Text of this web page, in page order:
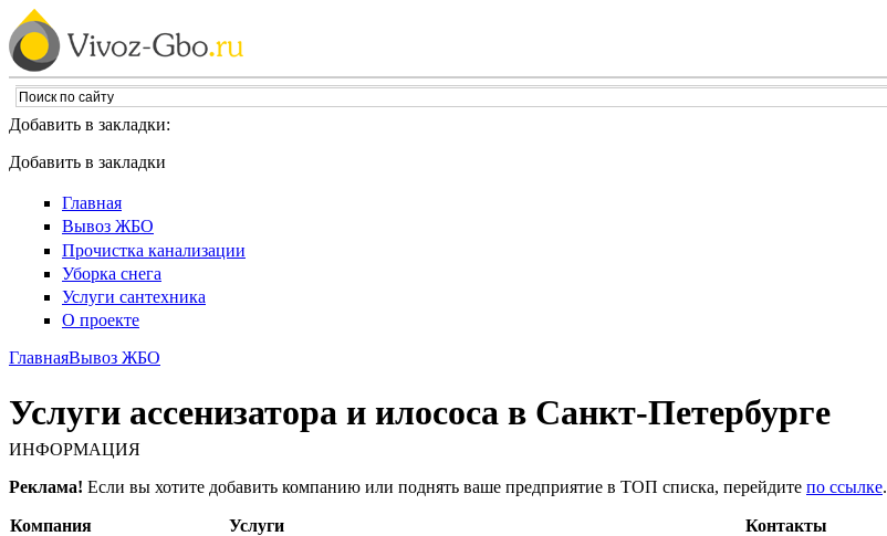
Добавить в закладки:
Добавить в закладки
Главная
Вывоз ЖБО
Прочистка канализации
Уборка снега
Услуги сантехника
О проекте
ГлавнаяВывоз ЖБО
Услуги ассенизатора и илососа в Санкт-Петербурге
ИНФОРМАЦИЯ
Реклама! Если вы хотите добавить компанию или поднять ваше предприятие в ТОП списка, перейдите по ссылке.
Компания Услуги Контакты